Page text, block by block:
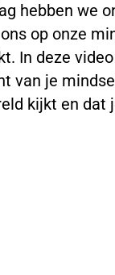
hebben we
op onze
In deze
van je
kijkt en dat